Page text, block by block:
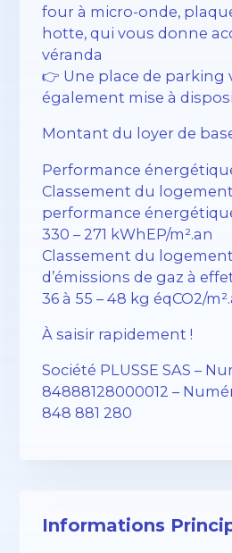
four à micro-onde,
hotte, qui vous donne
véranda
👉 Une place de parking
également mise à
Montant du loyer de
Performance
Classement du
performance énergétique
330 – 271 kWhEP/m².an
Classement du
d’émissions de gaz à
36 à 55 – 48 kg éqCO2/
À saisir rapidement !
Société PLUSSE SAS –
84888128000012 –
848 881 280
Informations